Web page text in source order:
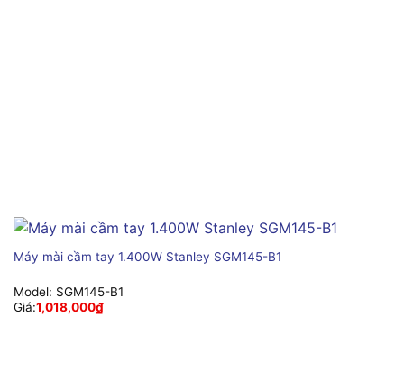
Máy mài cầm tay 1.400W Stanley SGM145-B1
Model: SGM145-B1
Giá:1,018,000₫